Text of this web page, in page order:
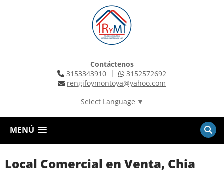
Contáctenos
3153343910 |
3152572692
rengifoymontoya@yahoo.com
Select Language ▼
MENÚ
Local Comercial en Venta, Chia